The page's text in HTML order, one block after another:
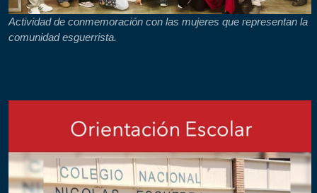
Actividad de conmemoración con las mujeres que representan la
comunidad esguerrista.